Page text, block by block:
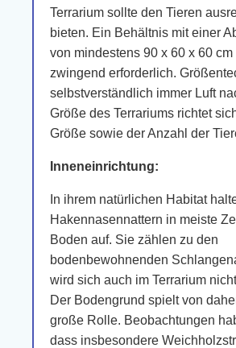
Terrarium sollte den Tieren
bieten. Ein Behältnis mit einer
von mindestens 90 x 60 x 60
zwingend erforderlich.
selbstverständlich immer Luft
Größe des Terrariums richtet
Größe sowie der Anzahl der
Inneneinrichtung:
In ihrem natürlichen Habitat
Hakennasennattern in meiste
Boden auf. Sie zählen zu den
bodenbewohnenden
wird sich auch im Terrarium
Der Bodengrund spielt von
große Rolle. Beobachtungen
dass insbesondere